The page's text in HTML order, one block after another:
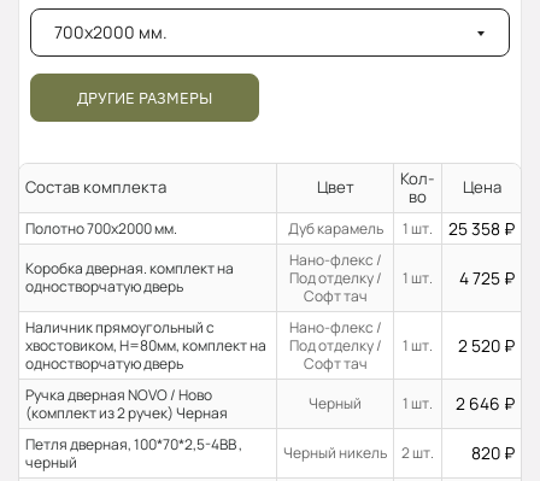
700x2000 мм.
ДРУГИЕ РАЗМЕРЫ
Состав комплекта Цвет
Кол-
во
Цена
Полотно 700x2000 мм. Дуб карамель 1 шт. 25 358 ₽
Коробка дверная. комплект на
одностворчатую дверь
Нано-флекс /
Под отделку /
Софт тач
1 шт. 4 725 ₽
Наличник прямоугольный с
хвостовиком, H=80мм, комплект на
одностворчатую дверь
Нано-флекс /
Под отделку /
Софт тач
1 шт. 2 520 ₽
Ручка дверная NOVO / Ново
(комплект из 2 ручек) Черная
Черный 1 шт. 2 646 ₽
Петля дверная, 100*70*2,5-4ВВ ,
черный
Черный никель 2 шт. 820 ₽